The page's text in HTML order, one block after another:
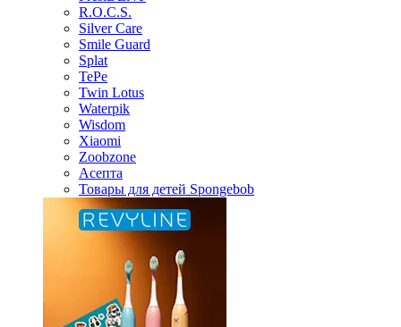
R.O.C.S.
Silver Care
Smile Guard
Splat
TePe
Twin Lotus
Waterpik
Wisdom
Xiaomi
Zoobzone
Асепта
Товары для детей Spongebob